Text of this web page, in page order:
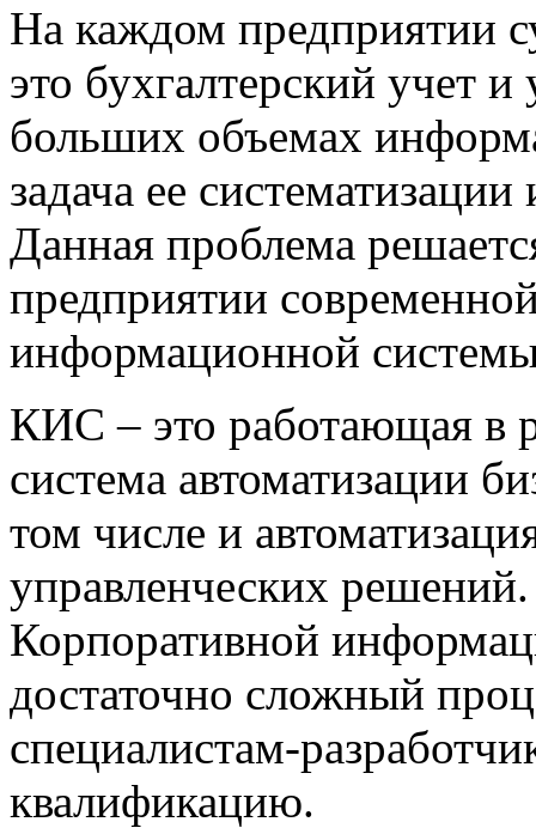
На каждом предприятии
это бухгалтерский учет и
больших объемах
задача ее
Данная проблема
предприятии
информационной
КИС – это работающая в
система автоматизации
том числе и
управленческих
Корпоративной
достаточно сложный
специалистам-
квалификацию.